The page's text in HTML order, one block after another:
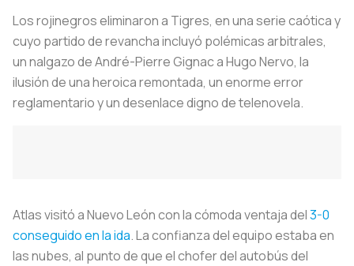
Los rojinegros eliminaron a Tigres, en una serie caótica y
cuyo partido de revancha incluyó polémicas arbitrales,
un nalgazo de André-Pierre Gignac a Hugo Nervo, la
ilusión de una heroica remontada, un enorme error
reglamentario y un desenlace digno de telenovela.
Atlas visitó a Nuevo León con la cómoda ventaja del3-0
conseguido en la ida. La confianza del equipo estaba en
las nubes, al punto de que el chofer del autobús del